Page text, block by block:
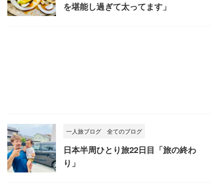
を堪能し過ぎて太ってます」
一人旅ブログ 全てのブログ
日本半周ひとり旅22日目「旅の終わ
り」